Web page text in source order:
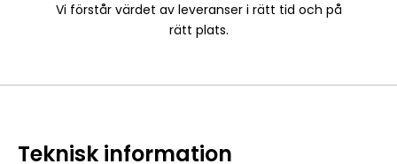
Vi förstår värdet av leveranser i rätt tid och på
rätt plats.
Teknisk information